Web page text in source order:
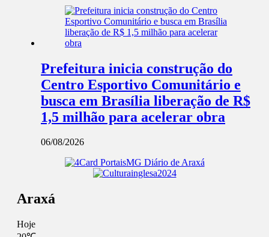
Prefeitura inicia construção do
Centro Esportivo Comunitário e
busca em Brasília liberação de R$
1,5 milhão para acelerar obra
06/08/2026
Araxá
Hoje